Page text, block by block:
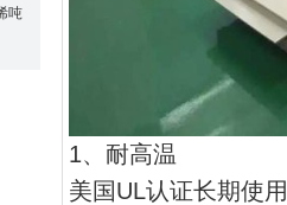
吨
1、耐高温
美国UL认证长期使